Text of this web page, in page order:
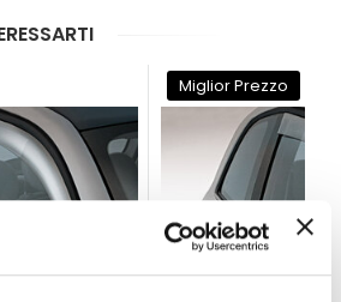
Miglior Prezzo